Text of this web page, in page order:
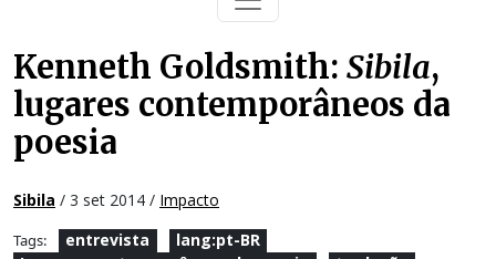
Kenneth Goldsmith: Sibila,
lugares contemporâneos da
poesia
Sibila / 3 set 2014 / Impacto
Tags: entrevista
lang:pt-BR